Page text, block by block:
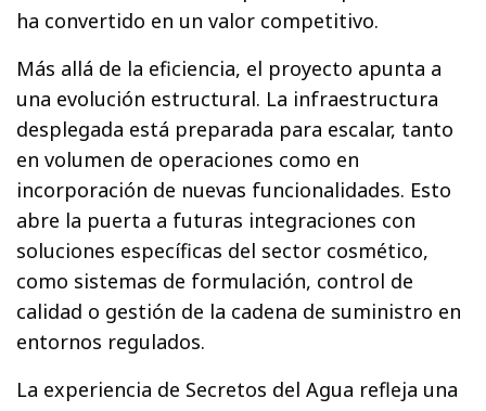
ha convertido en un valor competitivo.
Más allá de la eficiencia, el proyecto apunta a
una evolución estructural. La infraestructura
desplegada está preparada para escalar, tanto
en volumen de operaciones como en
incorporación de nuevas funcionalidades. Esto
abre la puerta a futuras integraciones con
soluciones específicas del sector cosmético,
como sistemas de formulación, control de
calidad o gestión de la cadena de suministro en
entornos regulados.
La experiencia de Secretos del Agua refleja una